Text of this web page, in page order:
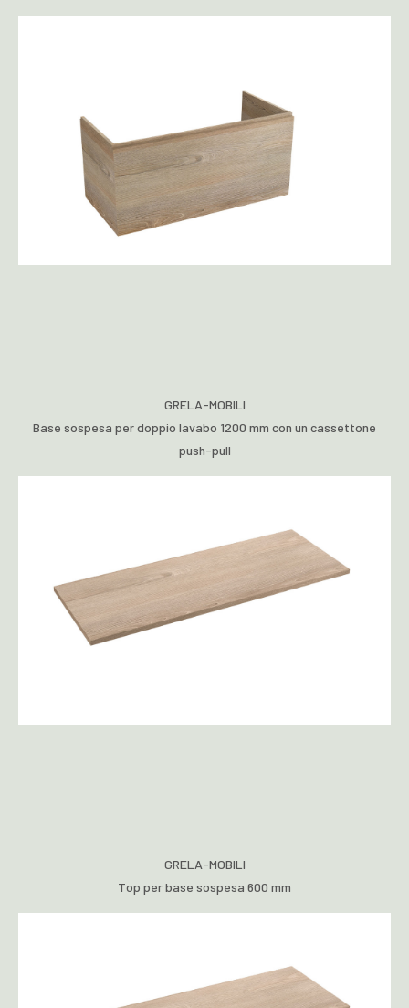
GRELA-MOBILI
Base sospesa per doppio lavabo 1200 mm con un cassettone
push-pull
GRELA-MOBILI
Top per base sospesa 600 mm